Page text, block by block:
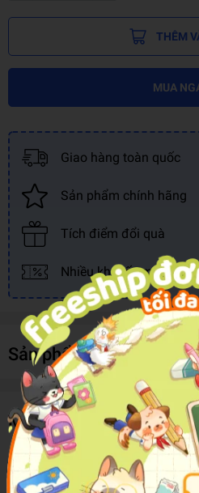
THÊM
MUA
Giao hàng toàn quốc
Sản phẩm chính hãng
Tích điểm đổi quà
Nhiều khuyến mãi, ưu
Sản phẩm cùng loại
Mô tả sản phẩm
Over 400 irresistible,
mix, match and trade!